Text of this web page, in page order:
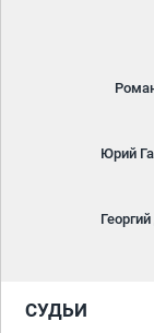
Юрий
СУДЬИ